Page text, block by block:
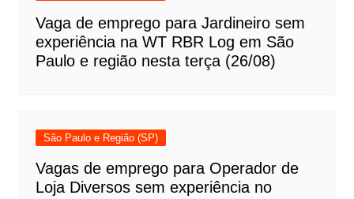
Vaga de emprego para Jardineiro sem
experiência na WT RBR Log em São
Paulo e região nesta terça (26/08)
São Paulo e Região (SP)
Vagas de emprego para Operador de
Loja Diversos sem experiência no